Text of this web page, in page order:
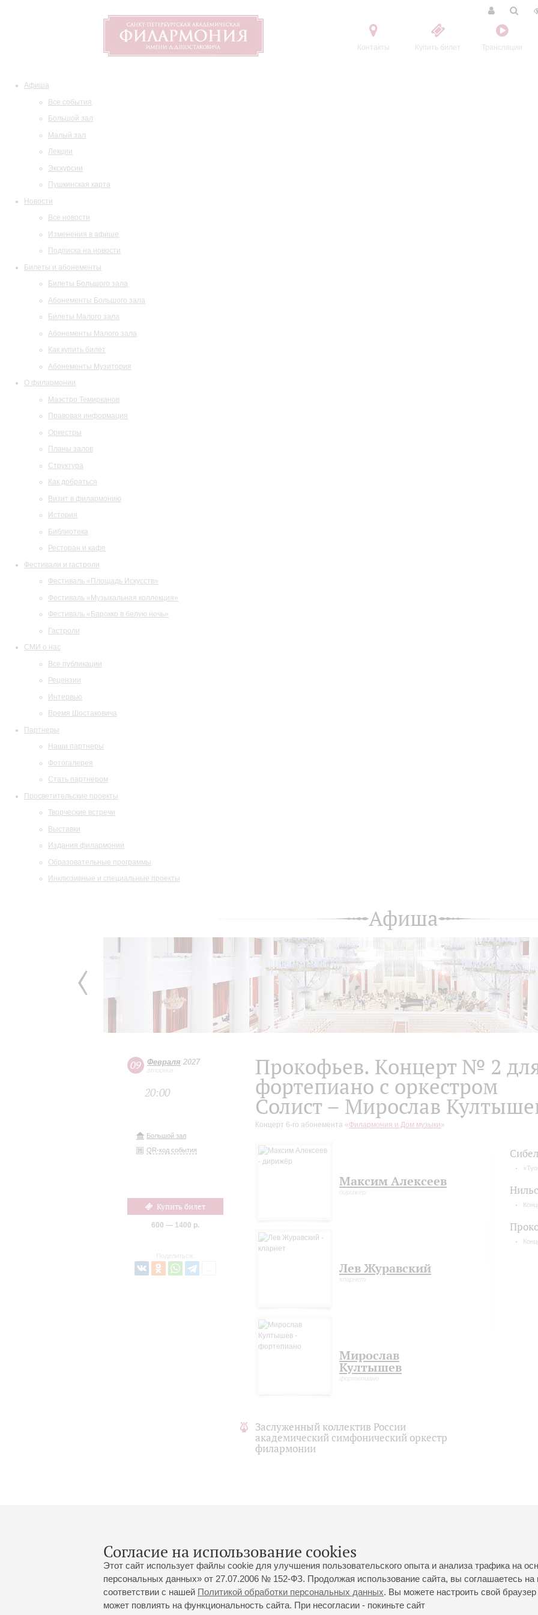
Контакты Купить билет Трансляции
Афиша
Все события
Большой зал
Малый зал
Лекции
Экскурсии
Пушкинская карта
Новости
Все новости
Изменения в афише
Подписка на новости
Билеты и абонементы
Билеты Большого зала
Абонементы Большого зала
Билеты Малого зала
Абонементы Малого зала
Как купить билет
Абонементы Музитория
О филармонии
Маэстро Темирканов
Правовая информация
Оркестры
Планы залов
Структура
Как добраться
Визит в филармонию
История
Библиотека
Ресторан и кафе
Фестивали и гастроли
Фестиваль «Площадь Искусств»
Фестиваль «Музыкальная коллекция»
Фестиваль «Барокко в белую ночь»
Гастроли
СМИ о нас
Все публикации
Рецензии
Интервью
Время Шостаковича
Партнеры
Наши партнеры
Фотогалерея
Стать партнером
Просветительские проекты
Творческие встречи
Выставки
Издания филармонии
Образовательные программы
Инклюзивные и специальные проекты
Согласие на использование cookies
Этот сайт использует файлы cookie для улучшения пользовательского опыта и анализа трафика на
персональных данных» от 27.07.2006 № 152-ФЗ. Продолжая использование сайта, вы соглашаетесь
соответствии с нашей Политикой обработки персональных данных. Вы можете настроить свой
может повлиять на функциональность сайта. При несогласии - покиньте сайт
Афиша
09 Февраля 2027
вторник
20:00
Большой зал
QR-код события
Купить билет
600 — 1400 р.
Поделиться:
Прокофьев. Концерт № 2
фортепиано с оркестром
Солист – Мирослав
Концерт 6-го абонемента «Филармония и Дом музыки»
Максим Алексеев
дирижёр
Лев Журавский
кларнет
Мирослав
Култышев
фортепиано
Заслуженный коллектив России
академический симфонический оркестр
филармонии
Большой зал:
191186, Санкт-Петербург, Михайловская ул., 2
Часы работы кассы Большого зала: с 11:00 до 20:30